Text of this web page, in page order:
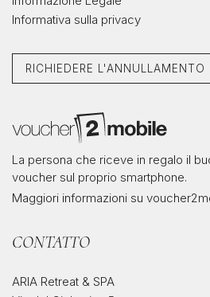
Informativa sulla privacy
RICHIEDERE L'ANNULLAMENTO
La persona che riceve in regalo il
voucher sul proprio smartphone.
Maggiori informazioni su
CONTATTO
ARIA Retreat & SPA